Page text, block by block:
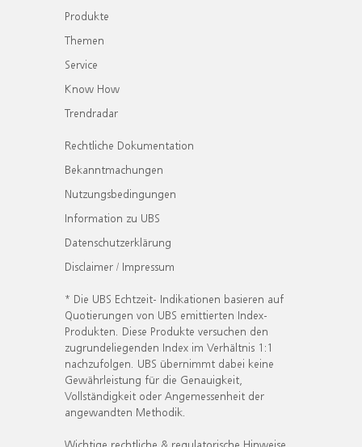
Produkte
Themen
Service
Know How
Trendradar
Rechtliche Dokumentation
Bekanntmachungen
Nutzungsbedingungen
Information zu UBS
Datenschutzerklärung
Disclaimer / Impressum
* Die UBS Echtzeit- Indikationen basieren auf
Quotierungen von UBS emittierten Index-
Produkten. Diese Produkte versuchen den
zugrundeliegenden Index im Verhältnis 1:1
nachzufolgen. UBS übernimmt dabei keine
Gewährleistung für die Genauigkeit,
Vollständigkeit oder Angemessenheit der
angewandten Methodik.